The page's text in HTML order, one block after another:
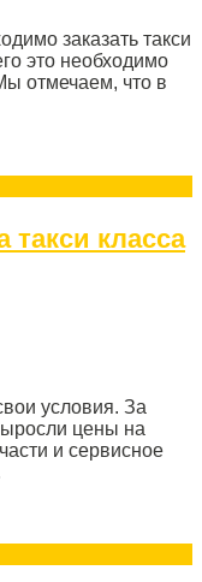
заказать такси
это необходимо
отмечаем, что в
такси класса
условия. За
цены на
и сервисное